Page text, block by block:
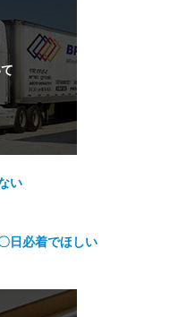
い
日必着でほしい